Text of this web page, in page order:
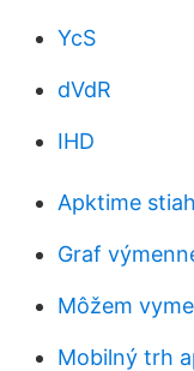
YcS
dVdR
IHD
Apktime
Graf
Môžem
Mobilný trh